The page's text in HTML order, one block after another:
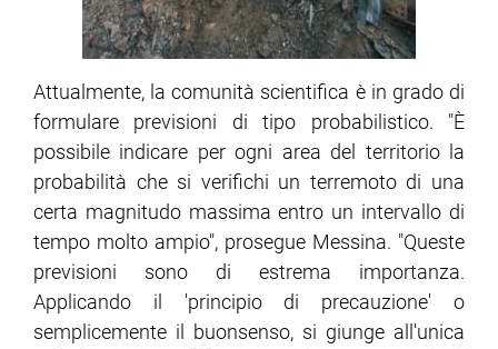
Attualmente, la comunità scientifica è in grado di
formulare previsioni di tipo probabilistico. "È
possibile indicare per ogni area del territorio la
probabilità che si verifichi un terremoto di una
certa magnitudo massima entro un intervallo di
tempo molto ampio", prosegue Messina. "Queste
previsioni sono di estrema importanza.
Applicando il 'principio di precauzione' o
semplicemente il buonsenso, si giunge all'unica